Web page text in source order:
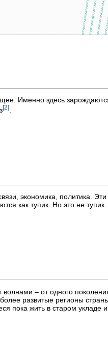
Именно здесь
[2]
экономика, политика.
как тупик. Но это не тупик.
– от одного
развитые регионы
пока жить в старом